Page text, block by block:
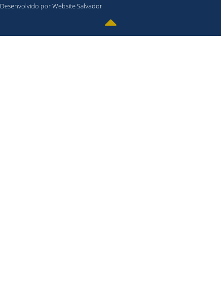
Desenvolvido por Website Salvador